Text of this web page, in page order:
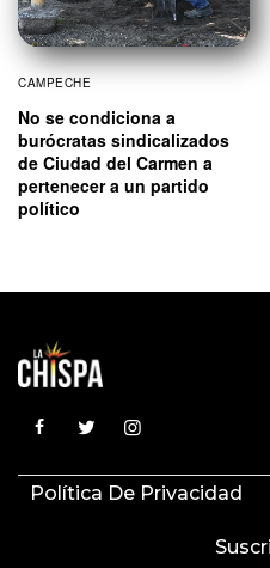
CAMPECHE
No se condiciona a
burócratas sindicalizados
de Ciudad del Carmen a
pertenecer a un partido
político
Política De Privacidad